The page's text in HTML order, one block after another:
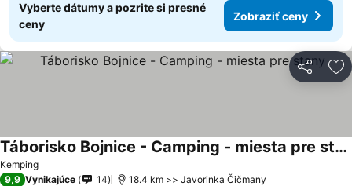
Vyberte dátumy a pozrite si presné
ceny
Zobraziť ceny
Zdieľať
Kemping
Táborisko Bojnice - Camping - miesta pre stany
Zobraziť ceny
9,9 Vynikajúce 14 18.4 km >> Javorinka Čičmany